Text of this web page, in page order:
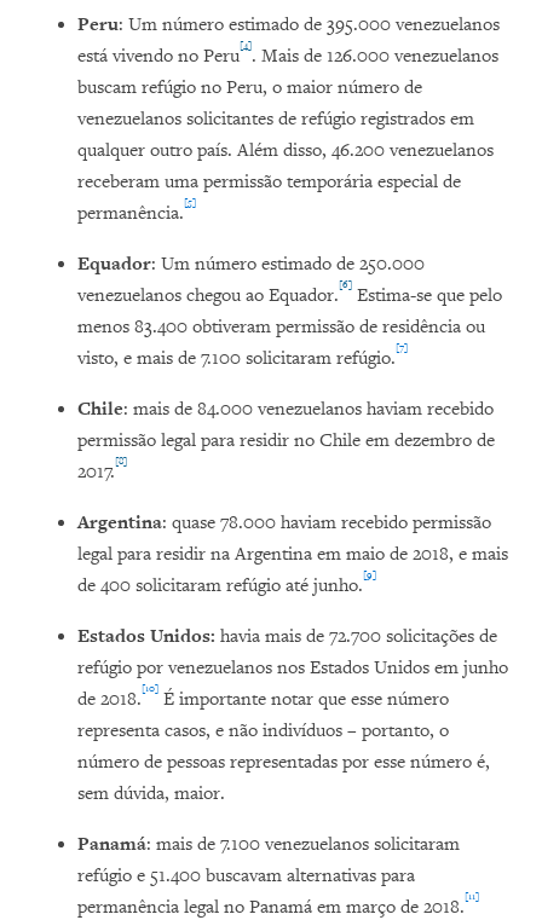
Peru: Um número estimado de 395.000 venezuelanos
está vivendo no Peru[4]. Mais de 126.000 venezuelanos
buscam refúgio no Peru, o maior número de
venezuelanos solicitantes de refúgio registrados em
qualquer outro país. Além disso, 46.200 venezuelanos
receberam uma permissão temporária especial de
permanência.[5]
Equador: Um número estimado de 250.000
venezuelanos chegou ao Equador.[6] Estima-se que pelo
menos 83.400 obtiveram permissão de residência ou
visto, e mais de 7.100 solicitaram refúgio.[7]
Chile: mais de 84.000 venezuelanos haviam recebido
permissão legal para residir no Chile em dezembro de
2017.[8]
Argentina: quase 78.000 haviam recebido permissão
legal para residir na Argentina em maio de 2018, e mais
de 400 solicitaram refúgio até junho.[9]
Estados Unidos: havia mais de 72.700 solicitações de
refúgio por venezuelanos nos Estados Unidos em junho
de 2018.[10] É importante notar que esse número
representa casos, e não indivíduos – portanto, o
número de pessoas representadas por esse número é,
sem dúvida, maior.
Panamá: mais de 7.100 venezuelanos solicitaram
refúgio e 51.400 buscavam alternativas para
permanência legal no Panamá em março de 2018.[11]